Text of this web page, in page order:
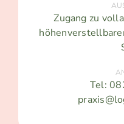
Zugang zu
Tel: